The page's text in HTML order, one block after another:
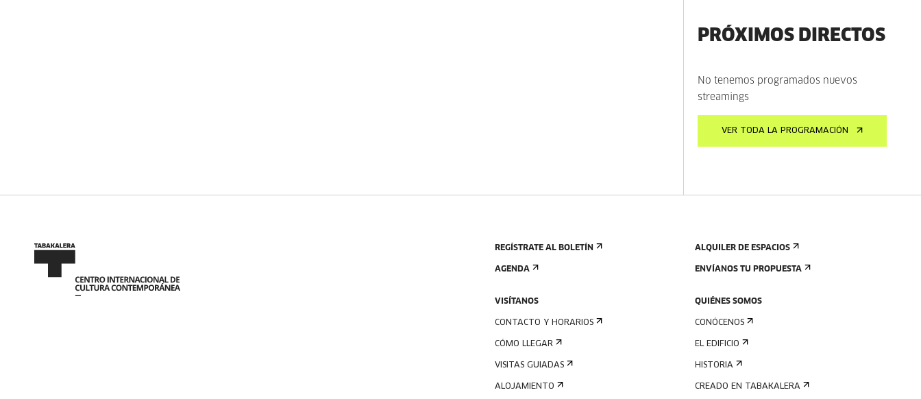
PRÓXIMOS DIRECTOS
No tenemos programados nuevos
streamings
VER TODA LA PROGRAMACIÓN
REGÍSTRATE AL BOLETÍN
AGENDA
VISÍTANOS
CONTACTO Y HORARIOS
CÓMO LLEGAR
VISITAS GUIADAS
ALOJAMIENTO
ALQUILER DE ESPACIOS
ENVÍANOS TU PROPUESTA
QUIÉNES SOMOS
CONÓCENOS
EL EDIFICIO
HISTORIA
CREADO EN TABAKALERA